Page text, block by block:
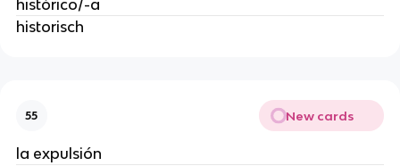
histórico/-a
historisch
55 New cards
la expulsión